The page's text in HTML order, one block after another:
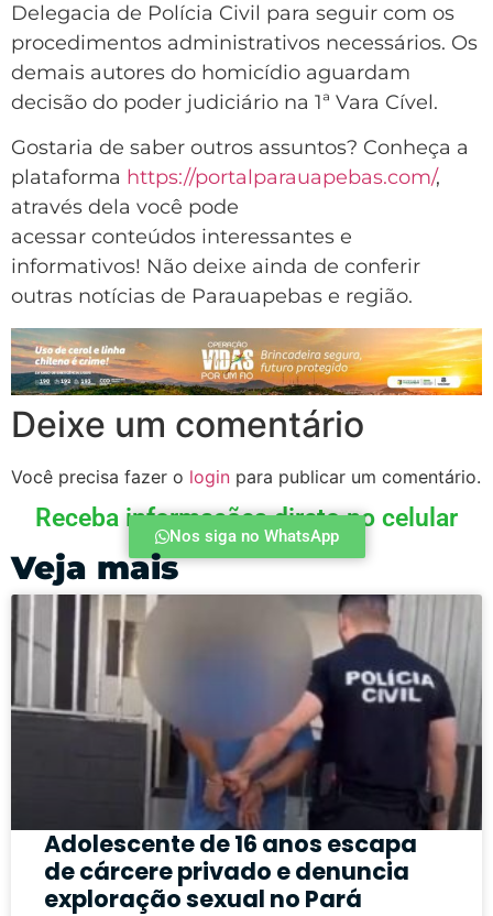
Delegacia de Polícia Civil para seguir com os
procedimentos administrativos necessários. Os
demais autores do homicídio aguardam
decisão do poder judiciário na 1ª Vara Cível.
Gostaria de saber outros assuntos? Conheça a
plataforma https://portalparauapebas.com/,
através dela você pode
acessar conteúdos interessantes e
informativos! Não deixe ainda de conferir
outras notícias de Parauapebas e região.
Deixe um comentário
Você precisa fazer o login para publicar um comentário.
Receba informações direto no celular
Nos siga no WhatsApp
Veja mais
Adolescente de 16 anos escapa
de cárcere privado e denuncia
exploração sexual no Pará